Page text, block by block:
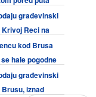
građevinski
Reci na
kod Brusa
hale pogodne
građevinski
iznad